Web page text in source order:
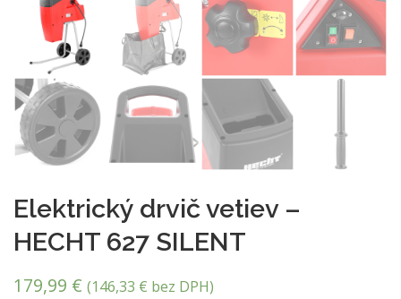
Elektrický drvič vetiev –
HECHT 627 SILENT
179,99 € (146,33 € bez DPH)